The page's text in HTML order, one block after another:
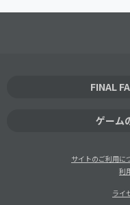
FINAL
ゲーム
サイトのご利用に
利
ライ